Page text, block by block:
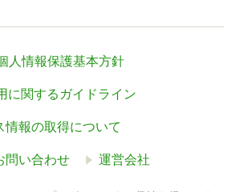
人情報保護基本方針
に関するガイドライン
情報の取得について
問い合わせ 運営会社